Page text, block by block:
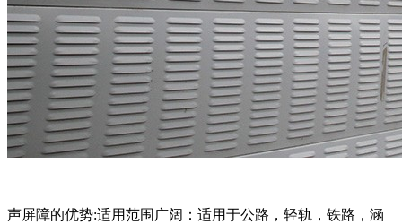
声屏障的优势:适用范围广阔：适用于公路，轻轨，铁路，涵